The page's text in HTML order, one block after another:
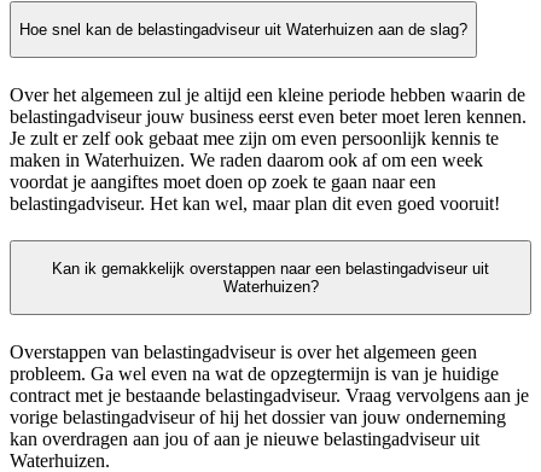
Hoe snel kan de belastingadviseur uit Waterhuizen aan de slag?
Over het algemeen zul je altijd een kleine periode hebben waarin de
belastingadviseur jouw business eerst even beter moet leren kennen.
Je zult er zelf ook gebaat mee zijn om even persoonlijk kennis te
maken in Waterhuizen. We raden daarom ook af om een week
voordat je aangiftes moet doen op zoek te gaan naar een
belastingadviseur. Het kan wel, maar plan dit even goed vooruit!
Kan ik gemakkelijk overstappen naar een belastingadviseur uit
Waterhuizen?
Overstappen van belastingadviseur is over het algemeen geen
probleem. Ga wel even na wat de opzegtermijn is van je huidige
contract met je bestaande belastingadviseur. Vraag vervolgens aan je
vorige belastingadviseur of hij het dossier van jouw onderneming
kan overdragen aan jou of aan je nieuwe belastingadviseur uit
Waterhuizen.